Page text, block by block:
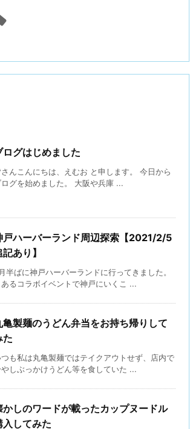
ログはじめました
さんこんにちは、えむお と申します。 今日から
ログを始めました。 大阪や兵庫 ...
戸ハーバーランド周辺探索【2021/2/5
あり】
半ばに神戸ハーバーランドに行ってきました。
あるコラボイベントで神戸にいくこ ...
亀製麺のうどん弁当をお持ち帰りして
た
つも私は丸亀製麺ではテイクアウトせず、店内で
しぶっかけうどん等を食していた ...
かしのワードが載ったカップヌードル
入してみた